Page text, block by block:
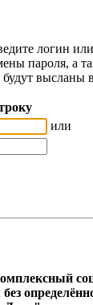
логин
пароля, а
высланы
или